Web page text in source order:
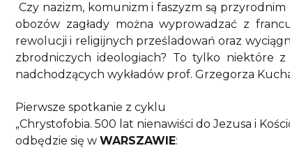
Czy nazizm, komunizm i faszyzm są
obozów zagłady można wyprowadzać z
rewolucji i religijnych prześladowań oraz
zbrodniczych ideologiach? To tylko niektóre
nadchodzących wykładów prof. Grzegorza
Pierwsze spotkanie z cyklu
„Chrystofobia. 500 lat nienawiści do Jezusa i
odbędzie się w WARSZAWIE: